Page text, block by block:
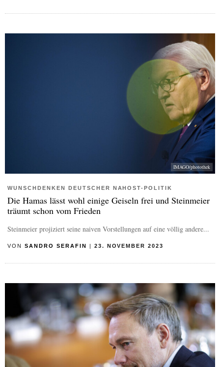
IMAGO/photothek
WUNSCHDENKEN DEUTSCHER NAHOST-POLITIK
Die Hamas lässt wohl einige Geiseln frei und Steinmeier
träumt schon vom Frieden
Steinmeier projiziert seine naiven Vorstellungen auf eine völlig andere...
VON SANDRO SERAFIN | 23. NOVEMBER 2023